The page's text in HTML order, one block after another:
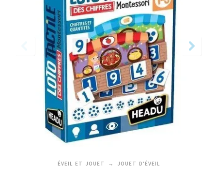
ÉVEIL ET JOUET JOUET D'ÉVEIL